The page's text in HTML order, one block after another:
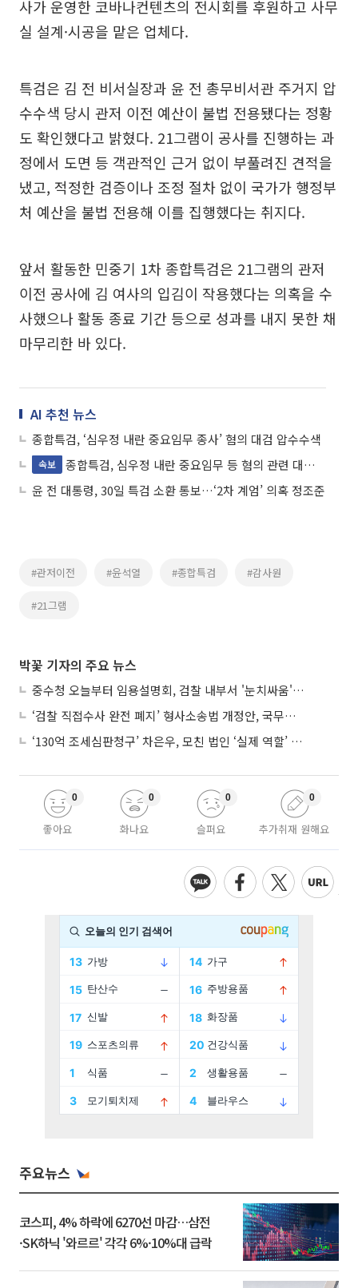
사가 운영한 코바나컨텐츠의 전시회를 후원하고 사무
실 설계·시공을 맡은 업체다.
특검은 김 전 비서실장과 윤 전 총무비서관 주거지 압
수수색 당시 관저 이전 예산이 불법 전용됐다는 정황
도 확인했다고 밝혔다. 21그램이 공사를 진행하는 과
정에서 도면 등 객관적인 근거 없이 부풀려진 견적을
냈고, 적정한 검증이나 조정 절차 없이 국가가 행정부
처 예산을 불법 전용해 이를 집행했다는 취지다.
앞서 활동한 민중기 1차 종합특검은 21그램의 관저
이전 공사에 김 여사의 입김이 작용했다는 의혹을 수
사했으나 활동 종료 기간 등으로 성과를 내지 못한 채
마무리한 바 있다.
AI 추천 뉴스
종합특검, ‘심우정 내란 중요임무 종사’ 혐의 대검 압수수색
속보
종합특검, 심우정 내란 중요임무 등 혐의 관련 대검 압수수색
윤 전 대통령, 30일 특검 소환 통보…‘2차 계엄’ 의혹 정조준
#관저이전 #윤석열 #종합특검 #감사원
#21그램
박꽃 기자의 주요 뉴스
중수청 오늘부터 임용설명회, 검찰 내부서 '눈치싸움' 기류변화도
‘검찰 직접수사 완전 폐지’ 형사소송법 개정안, 국무회의 통과
‘130억 조세심판청구’ 차은우, 모친 법인 ‘실제 역할’ 다툴 듯
좋아요
0
화나요
0
슬퍼요
0
추가취재 원해요
0
주요뉴스
코스피, 4% 하락에 6270선 마감…삼전
·SK하닉 '와르르' 각각 6%·10%대 급락